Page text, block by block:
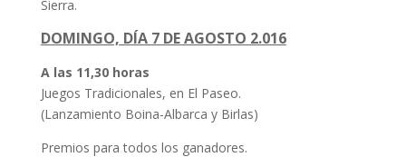
Sierra.
DOMINGO, DÍA 7 DE AGOSTO 2.016
A las 11,30 horas
Juegos Tradicionales, en El Paseo.
(Lanzamiento Boina-Albarca y Birlas)
Premios para todos los ganadores.